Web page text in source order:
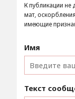
К публикации
мат,
имеющие
Имя
Текст